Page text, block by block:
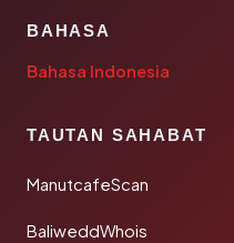
BAHASA
Bahasa Indonesia
TAUTAN SAHABAT
ManutcafeScan
BaliweddWhois